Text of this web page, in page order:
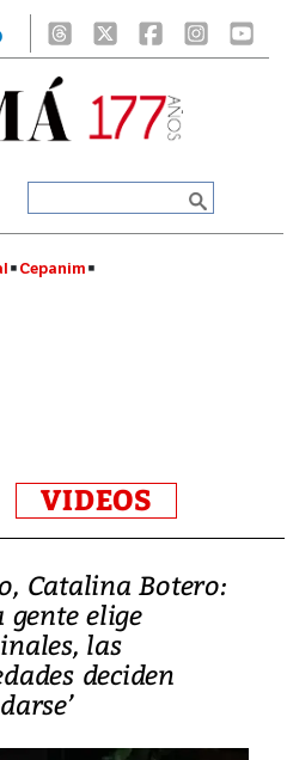
Cepanim
VIDEOS
Catalina Botero:
gente elige
las
deciden